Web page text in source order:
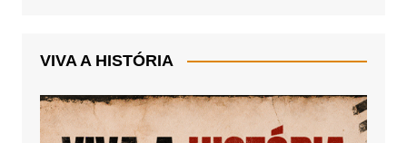
VIVA A HISTÓRIA